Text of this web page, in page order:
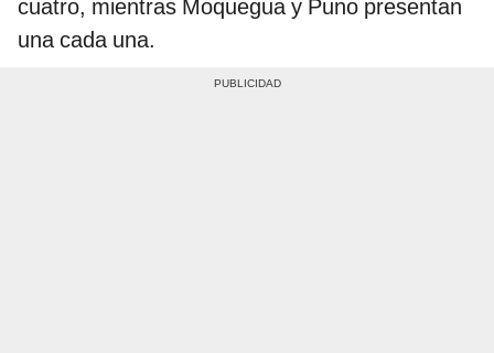
cuatro, mientras Moquegua y Puno presentan
una cada una.